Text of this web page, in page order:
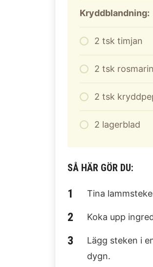
Kryddblandning:
2 tsk timjan
2 tsk rosmarin
2 tsk
2 lagerblad
SÅ HÄR GÖR DU:
Tina
Koka upp
Lägg steken i
dygn.